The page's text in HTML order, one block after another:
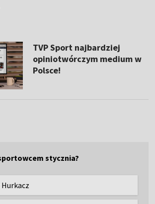
TVP Sport najbardziej
opiniotwórczym medium w
Polsce!
stycznia?